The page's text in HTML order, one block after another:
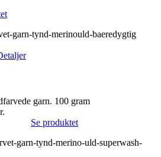
garn. 100 gram
Se produktet